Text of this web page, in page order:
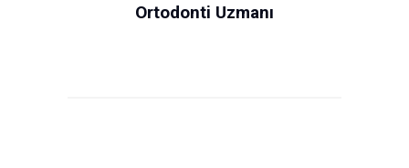
Ortodonti Uzmanı